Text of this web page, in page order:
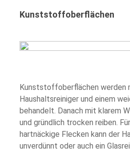
Kunststoffoberflächen
Kunststoffoberflächen werden
Haushaltsreiniger und einem
behandelt. Danach mit klarem
und gründlich trocken reiben.
hartnäckige Flecken kann der
unverdünnt oder auch ein